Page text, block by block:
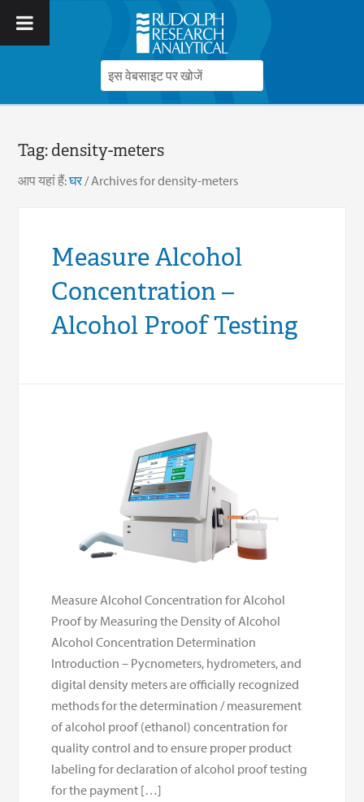
Tag:density-meters
आप यहां हैं:घर/Archives for density-meters
Measure Alcohol
Concentration –
Alcohol Proof Testing
Measure Alcohol Concentration for Alcohol
Proof by Measuring the Density of Alcohol
Alcohol Concentration Determination
Introduction – Pycnometers, hydrometers, and
digital density meters are officially recognized
methods for the determination / measurement
of alcohol proof (ethanol) concentration for
quality control and to ensure proper product
labeling for declaration of alcohol proof testing
for the payment […]